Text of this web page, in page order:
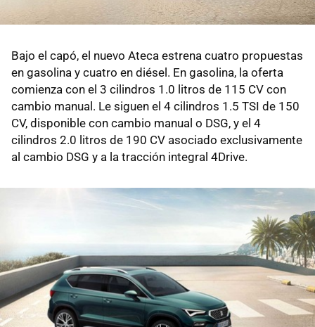
Bajo el capó, el nuevo Ateca estrena cuatro propuestas
en gasolina y cuatro en diésel. En gasolina, la oferta
comienza con el 3 cilindros 1.0 litros de 115 CV con
cambio manual. Le siguen el 4 cilindros 1.5 TSI de 150
CV, disponible con cambio manual o DSG, y el 4
cilindros 2.0 litros de 190 CV asociado exclusivamente
al cambio DSG y a la tracción integral 4Drive.